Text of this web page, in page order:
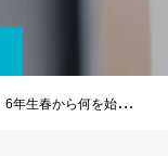
めればよいのか？お答えします